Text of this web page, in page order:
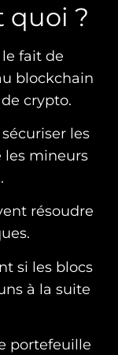
quoi ?
fait de
blockchain
crypto.
les
les mineurs
résoudre
si les blocs
à la suite
portefeuille